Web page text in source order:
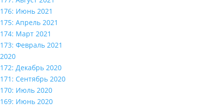
176: Июнь 2021
175: Апрель 2021
174: Март 2021
173: Февраль 2021
2020
172: Декабрь 2020
171: Сентябрь 2020
170: Июль 2020
169: Июнь 2020